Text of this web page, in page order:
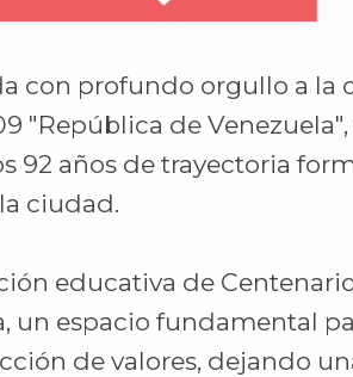
con profundo orgullo a la
"República de
92 años de trayectoria
ciudad.
educativa de
un espacio fundamental
de valores, dejando